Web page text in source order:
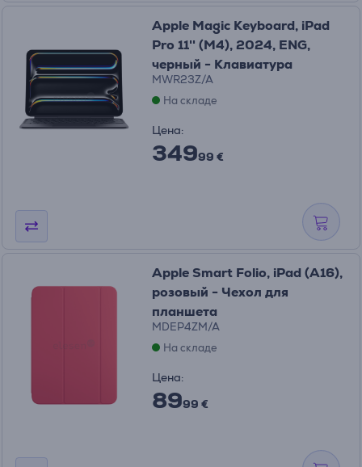
Apple Magic Keyboard, iPad
Pro 11'' (M4), 2024, ENG,
черный - Клавиатура
MWR23Z/A
На складе
Цена:
34999 €
Apple Smart Folio, iPad (A16),
розовый - Чехол для
планшета
MDEP4ZM/A
На складе
Цена:
8999 €